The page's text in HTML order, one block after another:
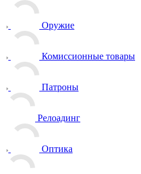
Оружие
Комиссионные товары
Патроны
Релоадинг
Оптика